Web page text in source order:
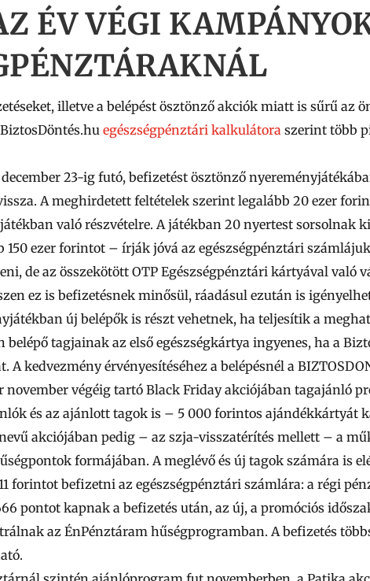
ÉV VÉGI
illetve a belépést ösztönző akciók miatt is sűrű az
egészségpénztári kalkulátora szerint több
december 23-ig futó, befizetést ösztönző
A meghirdetett feltételek szerint legalább 20 ezer
való részvételre. A játékban 20 nyertest sorsolnak
150 ezer forintot – írják jóvá az egészségpénztári
de az összekötött OTP Egészségpénztári kártyával való
ez is befizetésnek minősül, ráadásul ezután is
új belépők is részt vehetnek, ha teljesítik a
belépő tagjainak az első egészségkártya ingyenes, ha a
A kedvezmény érvényesítéséhez a belépésnél a
november végéig tartó Black Friday akciójában tagajánló
és az ajánlott tagok is – 5 000 forintos ajándékkártyát
nevű akciójában pedig – az szja-visszatérítés mellett – a
formájában. A meglévő és új tagok számára is
forintot befizetni az egészségpénztári számlára: a régi
pontot kapnak a befizetés után, az új, a promóciós
az ÉnPénztáram hűségprogramban. A befizetés